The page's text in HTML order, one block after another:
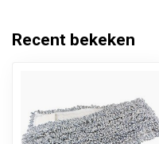
Recent bekeken